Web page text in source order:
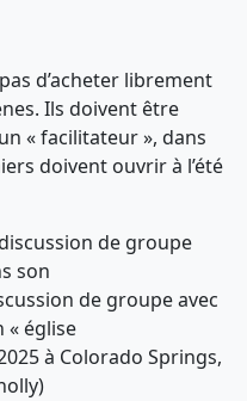
d’acheter librement
Ils doivent être
« facilitateur », dans
doivent ouvrir à l’été
de groupe avec
« église
à Colorado Springs,